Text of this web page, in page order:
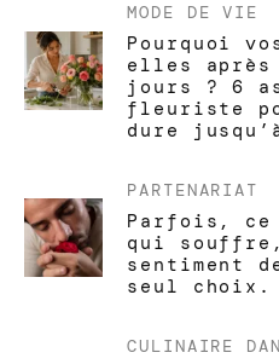
MODE DE VIE
Pourquoi
elles après
jours ? 6
fleuriste
dure
PARTENARIAT
Parfois,
qui
sentiment
seul choix.
CULINAIRE